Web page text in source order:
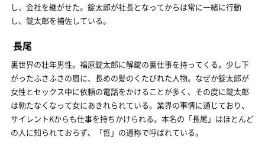
し、会社を継がせた。錠太郎が社長となってからは常に一緒に行動
し、錠太郎を補佐している。
長尾
裏世界の壮年男性。福原錠太郎に解錠の裏仕事を持ってくる。少し下
がったふさふさの眉に、長めの髪のくたびれた人物。なぜか錠太郎が
女性とセックス中に依頼の電話をかけることが多く、その度に錠太郎
は勃たなくなって女にあきれられている。業界の事情に通じており、
サイレントKからも仕事を持ちかけられる。本名の「長尾」はほとんど
の人に知られておらず、「哲」の通称で呼ばれている。